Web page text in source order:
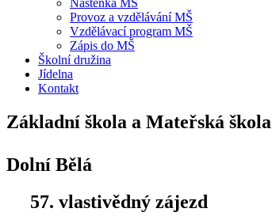
Nástěnka MŠ
Provoz a vzdělávání MŠ
Vzdělávací program MŠ
Zápis do MŠ
Školní družina
Jídelna
Kontakt
Základní škola a Mateřská škola
Dolní Bělá
57. vlastivědný zájezd